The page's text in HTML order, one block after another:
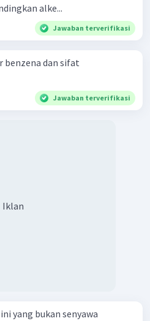
alke...
Jawaban terverifikasi
benzena dan sifat
Jawaban terverifikasi
Iklan
yang bukan senyawa